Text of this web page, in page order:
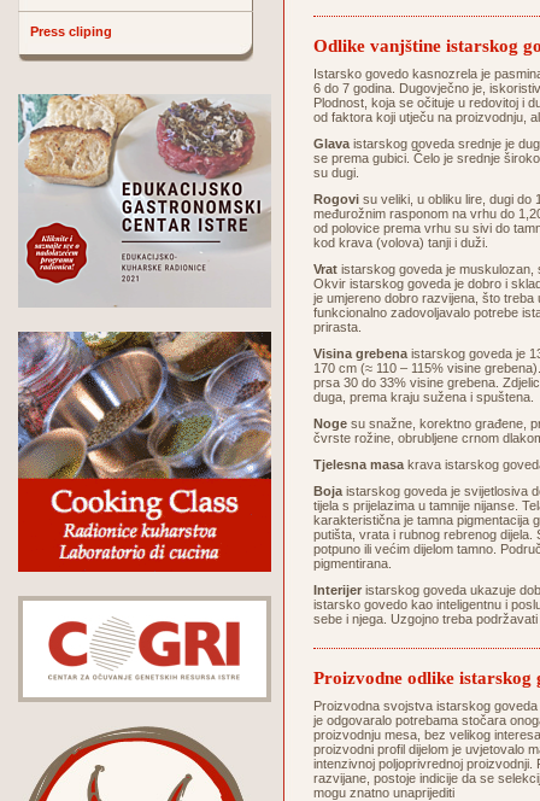
Press cliping
Odlike vanjštine istarskog
Istarsko govedo kasnozrela je
6 do 7 godina. Dugovječno je,
Plodnost, koja se očituje u redovitoj i
od faktora koji utječu na proizvodnju,
Glava istarskog goveda srednje je
se prema gubici. Čelo je srednje
su dugi.
Rogovi su veliki, u obliku lire, dugi do
međurožnim rasponom na vrhu do
od polovice prema vrhu su sivi do
kod krava (volova) tanji i duži.
Vrat istarskog goveda je muskulozan,
Okvir istarskog goveda je dobro i
je umjereno dobro razvijena, što
funkcionalno zadovoljavalo potrebe
prirasta.
Visina grebena istarskog goveda je
170 cm (≈ 110 – 115% visine
prsa 30 do 33% visine grebena.
duga, prema kraju sužena i spuštena.
Noge su snažne, korektno građene,
čvrste rožine, obrubljene crnom
Tjelesna masa krava istarskog
Boja istarskog goveda je svijetlosiva
tijela s prijelazima u tamnije nijanse.
karakteristična je tamna pigmentacija
putišta, vrata i rubnog rebrenog
potpuno ili većim dijelom tamno.
pigmentirana.
Interijer istarskog goveda ukazuje
istarsko govedo kao inteligentnu i
sebe i njega. Uzgojno treba
Proizvodne odlike istarskog
Proizvodna svojstva istarskog
je odgovaralo potrebama stočara
proizvodnju mesa, bez velikog
proizvodni profil dijelom je uvjetovalo
intenzivnoj poljoprivrednoj
razvijane, postoje indicije da se
mogu znatno unaprijediti